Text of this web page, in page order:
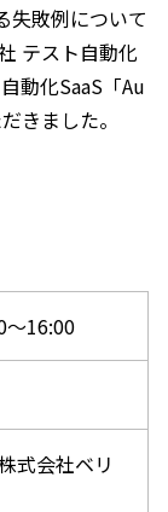
失敗例について
テスト自動化
動化SaaS「Au
きました。
～16:00
式会社ベリ